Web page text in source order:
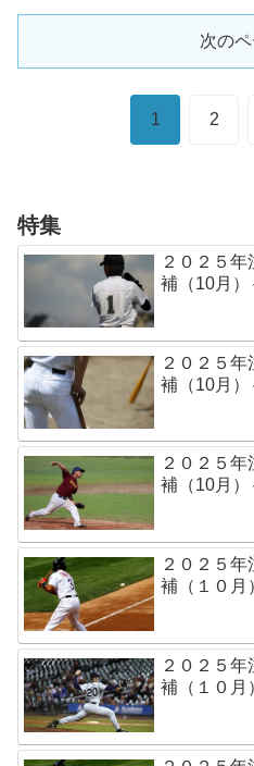
次の
1 2
特集
２０２５
補（10月）
２０２５
補（10月）
２０２５
補（10月）
２０２５
補（１０月
２０２５
補（１０月